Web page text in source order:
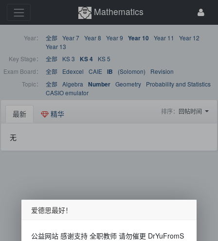
Mathematics
Year： 全部 Year 7 Year 8 Year 9 Year 10 Year 11
Year 12
Year 13
Key Stage：
全部 KS 3 KS 4
KS 5
Exam Board：
全部 Edexcel CAIE IB (Solomon)
Revision
Topic：
全部 Algebra Number Geometry
Probability and Statistics
CASIO emulator
最新 精华 排序： 回帖时间
无
爱德思最好！
公益网站 感谢支持 全职教师 请勿催更 DrYuFromS